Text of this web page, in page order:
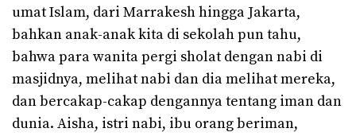
umat Islam, dari Marrakesh hingga Jakarta,
bahkan anak-anak kita di sekolah pun tahu,
bahwa para wanita pergi sholat dengan nabi di
masjidnya, melihat nabi dan dia melihat mereka,
dan bercakap-cakap dengannya tentang iman dan
dunia. Aisha, istri nabi, ibu orang beriman,